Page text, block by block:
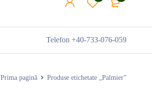
Telefon +40-733-076-059
Prima pagină Produse etichetate „Palmier”